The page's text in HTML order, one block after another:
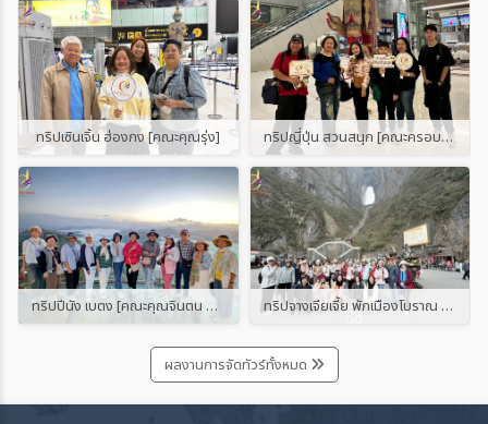
ทริปเซินเจิ้น ฮ่องกง [คณะคุณรุ่ง] ทริปญี่ปุ่น สวนสนุก [คณะครอบครัวประตูไชโยฯ]
ทริปปีนัง เบตง [คณะคุณจินตน และคุณสุรีรัตน์] ทริปจางเจียเจี้ย พักเมืองโบราณ 2 เมือง [กรุ๊ปจอยทัวร์ โดย บัดดี้ทริป ทราเวล]
ผลงานการจัดทัวร์ทั้งหมด